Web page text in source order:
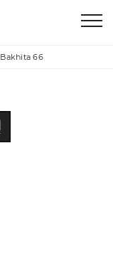
Bakhita 66